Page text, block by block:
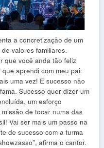
a concretização de um
valores familiares.
que você anda tão feliz
aprendi com meu pai:
uma vez! E sucesso não
Sucesso quer dizer um
um esforço
de tocar numa das
Vai ser mais um passo na
de sucesso com a turma
afirma o cantor.